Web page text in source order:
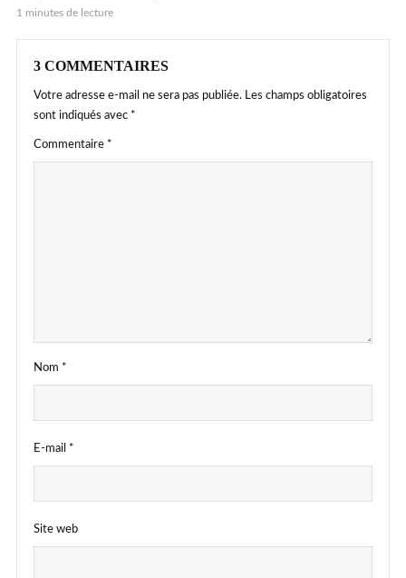
1 minutes de lecture
3 COMMENTAIRES
Votre adresse e-mail ne sera pas publiée. Les champs obligatoires
sont indiqués avec *
Commentaire *
Nom *
E-mail *
Site web